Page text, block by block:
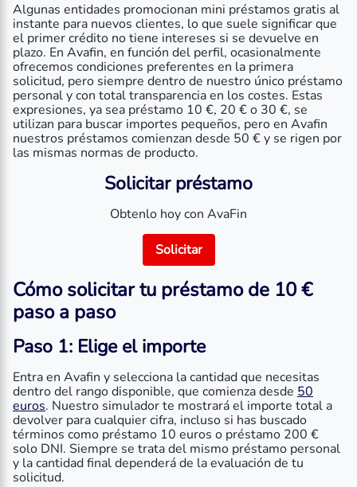
Algunas entidades promocionan mini préstamos gratis al
instante para nuevos clientes, lo que suele significar que
el primer crédito no tiene intereses si se devuelve en
plazo. En Avafin, en función del perfil, ocasionalmente
ofrecemos condiciones preferentes en la primera
solicitud, pero siempre dentro de nuestro único préstamo
personal y con total transparencia en los costes. Estas
expresiones, ya sea préstamo 10 €, 20 € o 30 €, se
utilizan para buscar importes pequeños, pero en Avafin
nuestros préstamos comienzan desde 50 € y se rigen por
las mismas normas de producto.
Solicitar préstamo
Obtenlo hoy con AvaFin
Solicitar
Cómo solicitar tu préstamo de 10 €
paso a paso
Paso 1: Elige el importe
Entra en Avafin y selecciona la cantidad que necesitas
dentro del rango disponible, que comienza desde 50
euros. Nuestro simulador te mostrará el importe total a
devolver para cualquier cifra, incluso si has buscado
términos como préstamo 10 euros o préstamo 200 €
solo DNI. Siempre se trata del mismo préstamo personal
y la cantidad final dependerá de la evaluación de tu
solicitud.